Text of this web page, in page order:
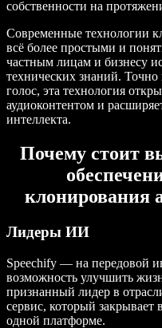
собственности на
Современные технологии
всё более простыми и
частным лицам и бизнесу
технических знаний.
голос, эта технология
аудиоконтентом и
интеллекта.
Почему стоит
клонирования
Лидеры ИИ
Speechify — на передовой
возможность улучшить
признанный лидер в
сервис, который
одной платформе.